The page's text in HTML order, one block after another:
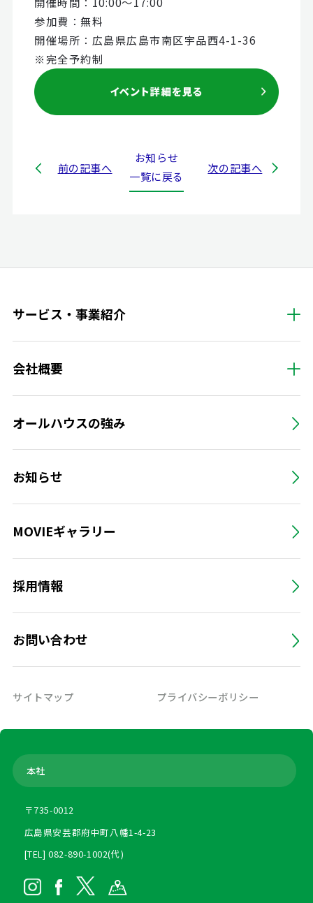
参加費：無料
開催場所：広島県広島市南区宇品西4-1-36
※完全予約制
前の記事へ
お知らせ
一覧に戻る
次の記事へ
サービス・事業紹介
会社概要
オールハウスの強み
お知らせ
MOVIEギャラリー
採用情報
お問い合わせ
サイトマップ プライバシーポリシー
本社
〒735-0012
広島県安芸郡府中町八幡1-4-23
[TEL] 082-890-1002(代)